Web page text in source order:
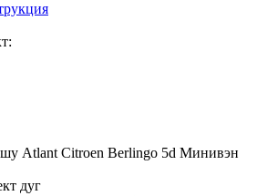
Atlant Citroen Berlingo 5d Минивэн
дуг